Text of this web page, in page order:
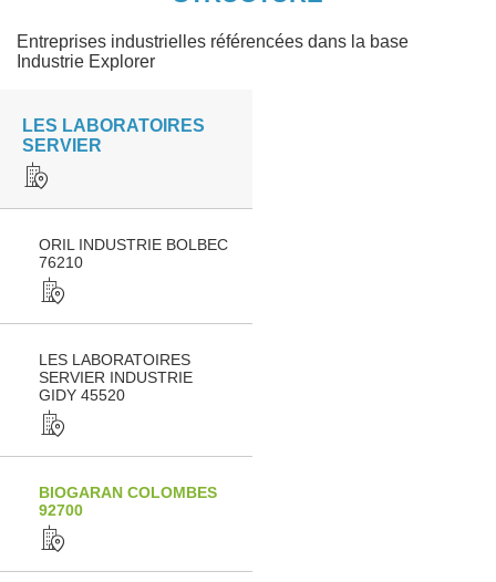
Entreprises industrielles référencées dans la base
Industrie Explorer
LES LABORATOIRES
SERVIER
ORIL INDUSTRIE BOLBEC
76210
LES LABORATOIRES
SERVIER INDUSTRIE
GIDY 45520
BIOGARAN COLOMBES
92700